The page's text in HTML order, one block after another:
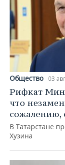
Общество 03
Рифкат
что
сожалению,
В Татарстане
Хузина